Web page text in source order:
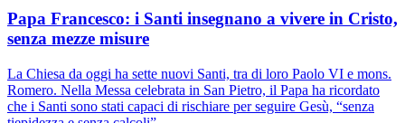
Papa Francesco: i Santi insegnano a vivere in Cristo,
senza mezze misure
La Chiesa da oggi ha sette nuovi Santi, tra di loro Paolo VI e mons.
Romero. Nella Messa celebrata in San Pietro, il Papa ha ricordato
che i Santi sono stati capaci di rischiare per seguire Gesù, “senza